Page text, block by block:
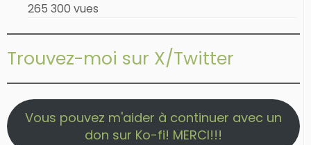
265 300 vues
Trouvez-moi sur X/Twitter
Vous pouvez m'aider à continuer avec un
don sur Ko-fi! MERCI!!!